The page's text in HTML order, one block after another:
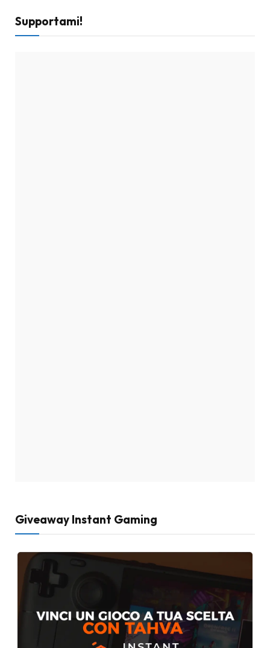
Supportami!
Giveaway Instant Gaming